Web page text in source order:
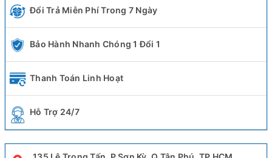
Đổi Trả Miễn Phí Trong 7 Ngày
Bảo Hành Nhanh Chóng 1 Đổi 1
Thanh Toán Linh Hoạt
Hỗ Trợ 24/7